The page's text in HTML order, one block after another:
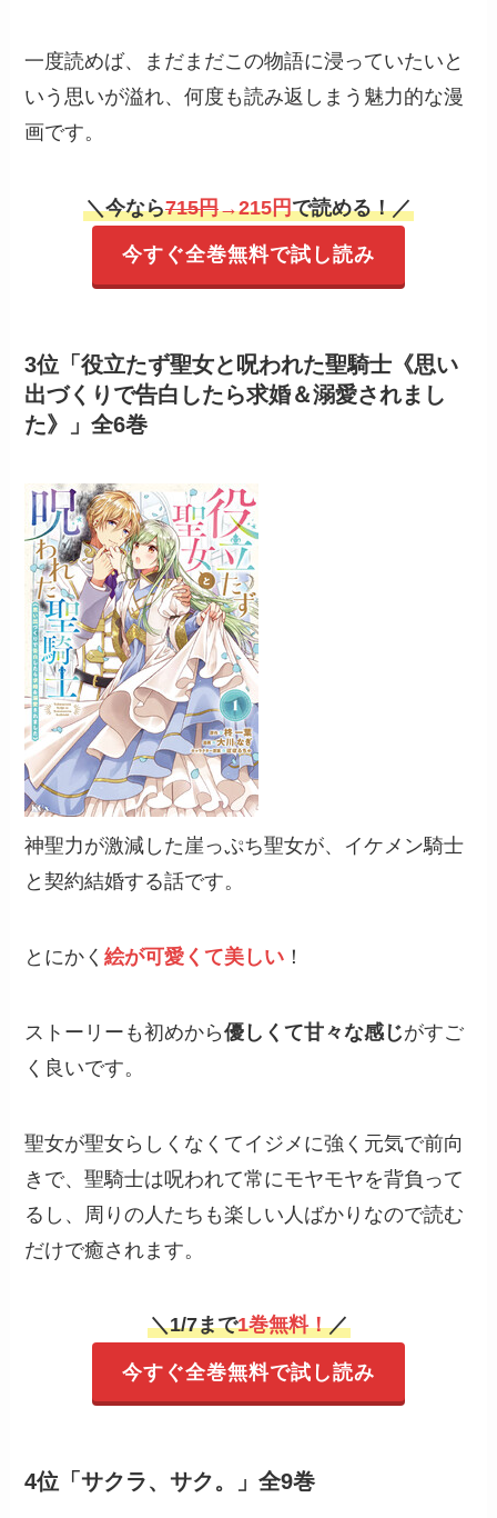
一度読めば、まだまだこの物語に浸っていたいと
いう思いが溢れ、何度も読み返しまう魅力的な漫
画です。
＼今なら715円→215円で読める！／
今すぐ全巻無料で試し読み
3位「役立たず聖女と呪われた聖騎士《思い
出づくりで告白したら求婚＆溺愛されまし
た》」全6巻
神聖力が激減した崖っぷち聖女が、イケメン騎士
と契約結婚する話です。
とにかく絵が可愛くて美しい ！
ストーリーも初めから優しくて甘々な感じがすご
く良いです。
聖女が聖女らしくなくてイジメに強く元気で前向
きで、聖騎士は呪われて常にモヤモヤを背負って
るし、周りの人たちも楽しい人ばかりなので読む
だけで癒されます。
＼1/7まで1巻無料！／
今すぐ全巻無料で試し読み
4位「サクラ、サク。」全9巻